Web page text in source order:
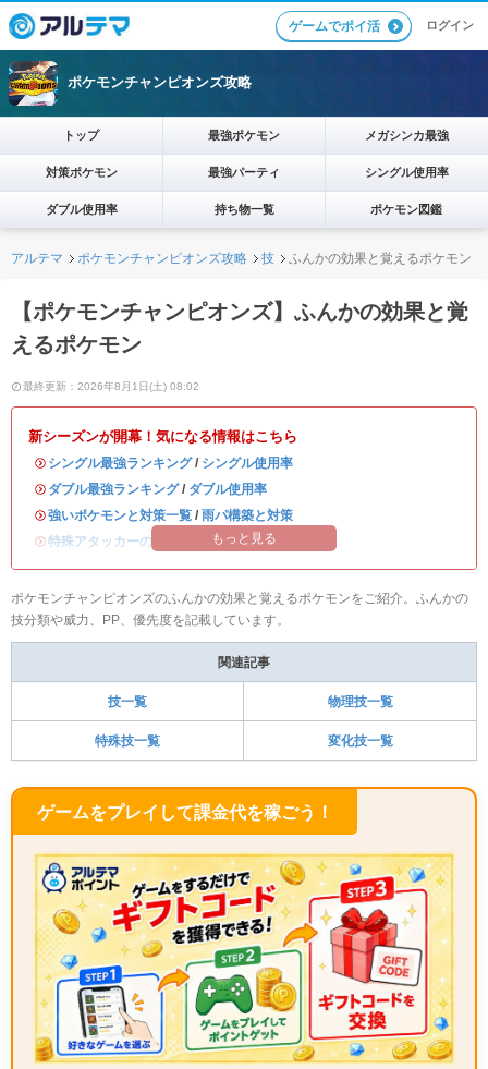
ゲームでポイ活 ログイン
ポケモンチャンピオンズ攻略
トップ 最強ポケモン メガシンカ最強
対策ポケモン 最強パーティ シングル使用率
ダブル使用率 持ち物一覧 ポケモン図鑑
アルテマ ポケモンチャンピオンズ攻略 技 ふんかの効果と覚えるポケモン
【ポケモンチャンピオンズ】ふんかの効果と覚
えるポケモン
最終更新：2026年8月1日(土) 08:02
新シーズンが開幕！気になる情報はこちら
・ シングル最強ランキング/ シングル使用率
・ ダブル最強ランキング/ ダブル使用率
・強いポケモンと対策一覧 / 雨パ構築と対策
・特殊アタッカーのおすすめランキング
もっと見る
ポケモンチャンピオンズのふんかの効果と覚えるポケモンをご紹介。ふんかの
技分類や威力、PP、優先度を記載しています。
関連記事
技一覧 物理技一覧
特殊技一覧 変化技一覧
ゲームをプレイして課金代を稼ごう！